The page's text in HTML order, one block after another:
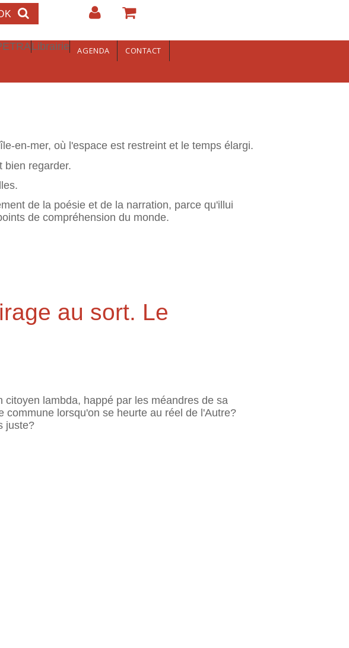
Librairie AGENDA
CONTACT
en-mer, où l'espace est restreint et le temps élargi.
bien regarder.
de la poésie et de la narration, parce qu'illui
de compréhension du monde.
au sort. Le
lambda, happé par les méandres de sa
lorsqu'on se heurte au réel de l'Autre?
juste?